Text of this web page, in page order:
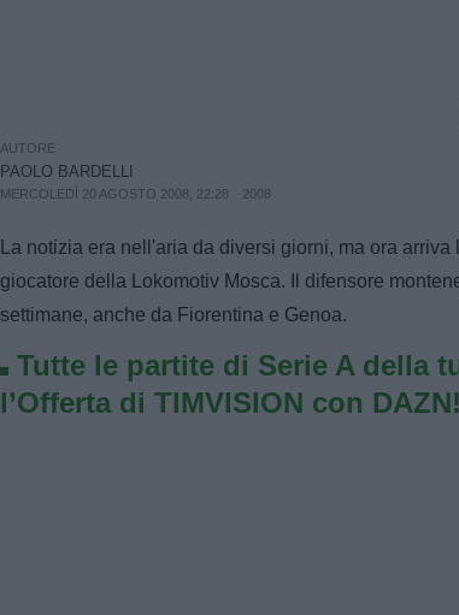
AUTORE
PAOLO BARDELLI
MERCOLEDÌ 20 AGOSTO 2008, 22:28 2008
La notizia era nell'aria da diversi giorni, ma ora
giocatore della Lokomotiv Mosca. Il difensore
settimane, anche da Fiorentina e Genoa.
Tutte le partite di Serie A della
l’Offerta di TIMVISION con DAZN!